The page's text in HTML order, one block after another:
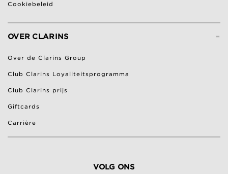
Cookiebeleid
-
OVER CLARINS
Over de Clarins Group
Club Clarins Loyaliteitsprogramma
Club Clarins prijs
Giftcards
Carrière
VOLG ONS